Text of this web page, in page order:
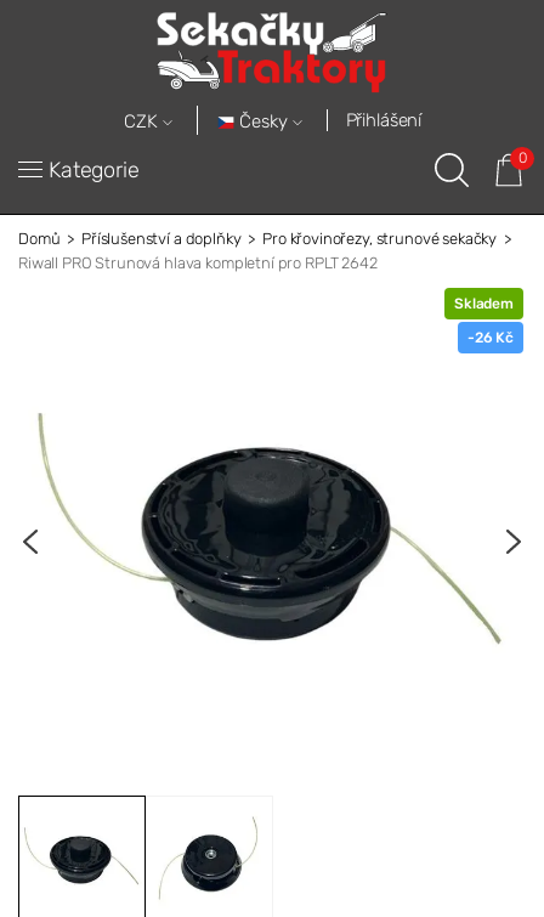
CZK Česky Přihlášení
Kategorie 0
Domů Příslušenství a doplňky
Pro křovinořezy, strunové sekačky
Riwall PRO Strunová hlava kompletní pro RPLT 2642
Skladem
-26 Kč